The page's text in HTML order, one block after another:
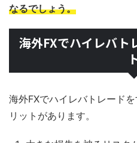
なるでしょう。
海外FXでハイレバト
海外FXでハイレバトレード
リットがあります。